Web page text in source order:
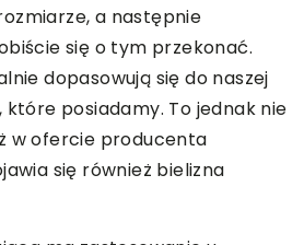
a następnie
się o tym przekonać.
dopasowują się do naszej
które posiadamy. To jednak nie
w ofercie producenta
się również bielizna